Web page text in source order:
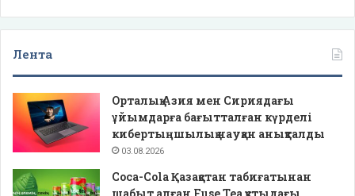
Лента
Орталық Азия мен Сириядағы
ұйымдарға бағытталған күрделі
кибертыңшылық науқан анықталды
03.08.2026
Coca-Cola Қазақстан табиғатынан